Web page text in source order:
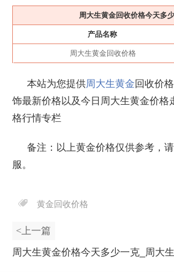
周大生黄金回收价格今天多
产品名称
周大生黄金回收价格
本站为您提供周大生黄金回收价
饰最新价格以及今日周大生黄金价格
格行情专栏
备注：以上黄金价格仅供参考，
服。
黄金回收价格
<上一篇
周大生黄金价格今天多少一克_周大